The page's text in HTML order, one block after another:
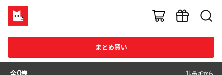
まとめ買い
全0巻 最新から